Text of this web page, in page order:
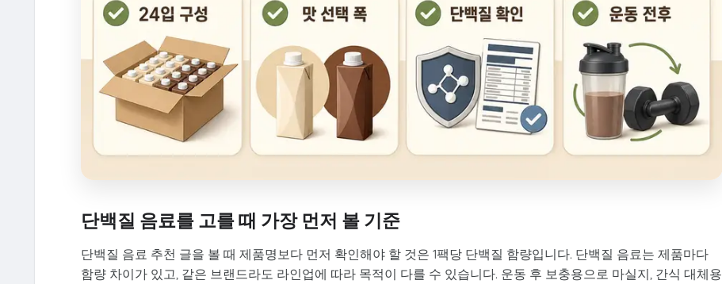
단백질 음료를 고를 때 가장 먼저 볼 기준
단백질 음료 추천 글을 볼 때 제품명보다 먼저 확인해야 할 것은 1팩당 단백질 함량입니다. 단백질 음료는 제품마다
함량 차이가 있고, 같은 브랜드라도 라인업에 따라 목적이 다를 수 있습니다. 운동 후 보충용으로 마실지, 간식 대체용